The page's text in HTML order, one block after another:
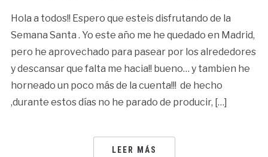
Hola a todos!! Espero que esteis disfrutando de la
Semana Santa . Yo este año me he quedado en Madrid,
pero he aprovechado para pasear por los alrededores
y descansar que falta me hacia!! bueno… y tambien he
horneado un poco más de la cuenta!!! de hecho
,durante estos días no he parado de producir, […]
LEER MÁS